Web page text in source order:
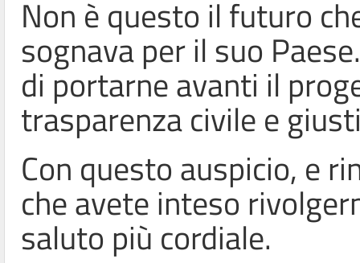
Non è questo il futuro
sognava per il suo
di portarne avanti il
trasparenza civile e
Con questo auspicio, e
che avete inteso
saluto più cordiale.